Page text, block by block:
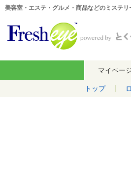
美容室・エステ・グルメ・商品などのミステ
マイペー
トップ